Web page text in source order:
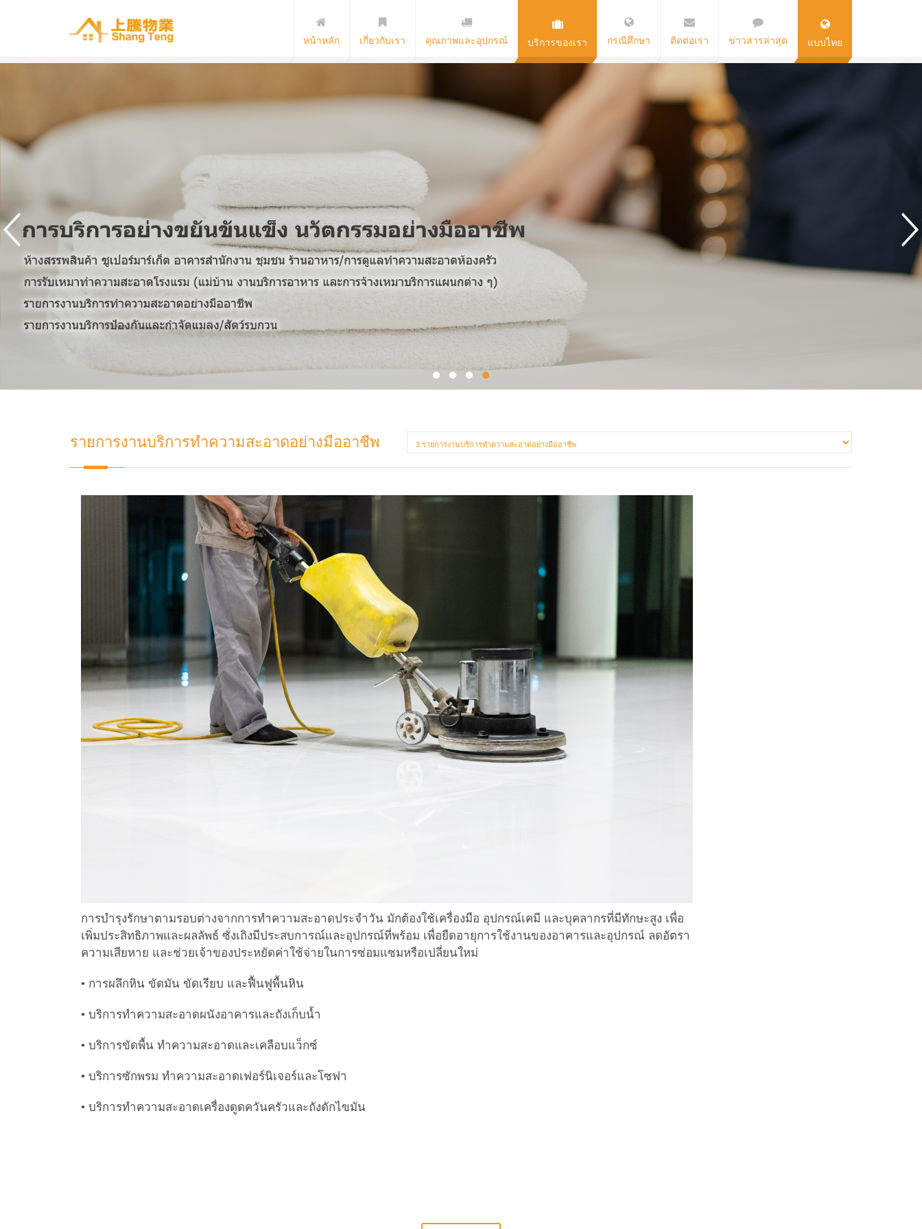
หน้าหลัก เกี่ยวกับเรา คุณภาพและอุปกรณ์ บริการของเรา กรณีศึกษา ติดต่อเรา ข่าวสารล่าสุด แบบไทย
รายการงานบริการทำความสะอาดอย่างมืออาชีพ
การบำรุงรักษาตามรอบต่างจากการทำความสะอาดประจำวัน มักต้องใช้เครื่องมือ อุปกรณ์เคมี และบุคลากรที่มีทักษะสูง เพื่อ
เพิ่มประสิทธิภาพและผลลัพธ์ ซั่งเถิงมีประสบการณ์และอุปกรณ์ที่พร้อม เพื่อยืดอายุการใช้งานของอาคารและอุปกรณ์ ลดอัตรา
ความเสียหาย และช่วยเจ้าของประหยัดค่าใช้จ่ายในการซ่อมแซมหรือเปลี่ยนใหม่
• การผลึกหิน ขัดมัน ขัดเรียบ และฟื้นฟูพื้นหิน
• บริการทำความสะอาดผนังอาคารและถังเก็บน้ำ
• บริการขัดพื้น ทำความสะอาดและเคลือบแว็กซ์
• บริการซักพรม ทำความสะอาดเฟอร์นิเจอร์และโซฟา
• บริการทำความสะอาดเครื่องดูดควันครัวและถังดักไขมัน